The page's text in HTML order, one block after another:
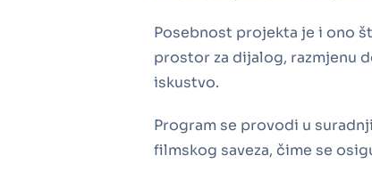
Posebnost projekta je i ono
prostor za dijalog, razmjenu
iskustvo.
Program se provodi u
filmskog saveza, čime se